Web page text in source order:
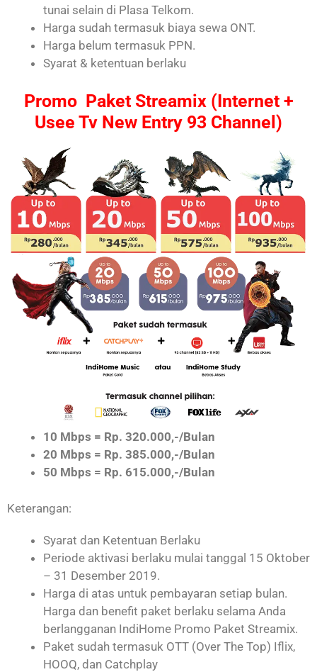
tunai selain di Plasa Telkom.
Harga sudah termasuk biaya sewa ONT.
Harga belum termasuk PPN.
Syarat & ketentuan berlaku
Promo Paket Streamix (Internet +
Usee Tv New Entry 93 Channel)
10 Mbps = Rp. 320.000,-/Bulan
20 Mbps = Rp. 385.000,-/Bulan
50 Mbps = Rp. 615.000,-/Bulan
Keterangan:
Syarat dan Ketentuan Berlaku
Periode aktivasi berlaku mulai tanggal 15 Oktober
– 31 Desember 2019.
Harga di atas untuk pembayaran setiap bulan.
Harga dan benefit paket berlaku selama Anda
berlangganan IndiHome Promo Paket Streamix.
Paket sudah termasuk OTT (Over The Top) Iflix,
HOOQ, dan Catchplay